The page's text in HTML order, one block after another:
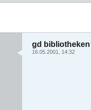
gd bibliotheken
16.05.2001, 14:32